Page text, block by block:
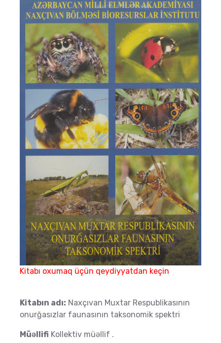
Kitabı oxumaq üçün qeydiyyatdan keçin
Kitabın adı: Naxçıvan Muxtar Respublikasının
onurğasızlar faunasının taksonomik spektri
Müəllifi Kollektiv müəllif .